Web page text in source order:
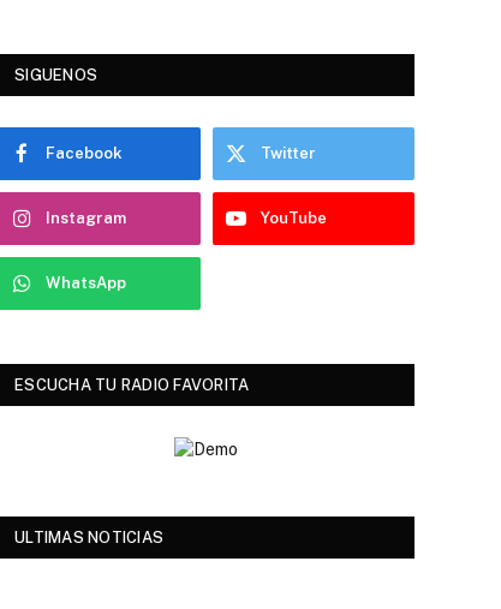
SIGUENOS
Facebook Twitter
Instagram YouTube
WhatsApp
ESCUCHA TU RADIO FAVORITA
ULTIMAS NOTICIAS